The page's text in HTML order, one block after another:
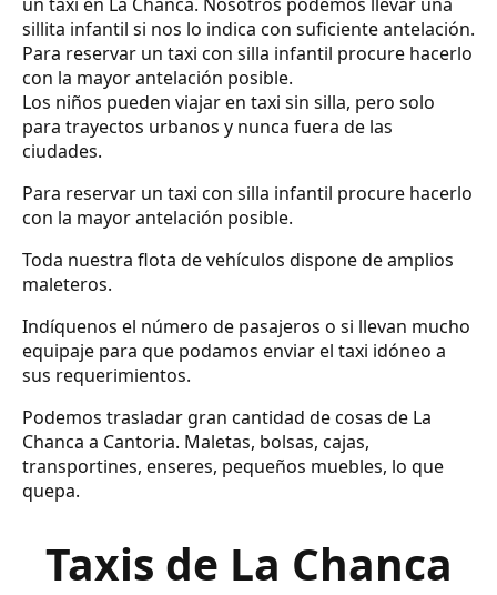
sillita infantil si nos lo indica con suficiente antelación.
Para reservar un taxi con silla infantil procure hacerlo
con la mayor antelación posible.
Los niños pueden viajar en taxi sin silla, pero solo
para trayectos urbanos y nunca fuera de las
ciudades.
Para reservar un taxi con silla infantil procure hacerlo
con la mayor antelación posible.
Toda nuestra flota de vehículos dispone de amplios
maleteros.
Indíquenos el número de pasajeros o si llevan mucho
equipaje para que podamos enviar el taxi idóneo a
sus requerimientos.
Podemos trasladar gran cantidad de cosas de La
Chanca a Cantoria. Maletas, bolsas, cajas,
transportines, enseres, pequeños muebles, lo que
quepa.
Taxis de La Chanca